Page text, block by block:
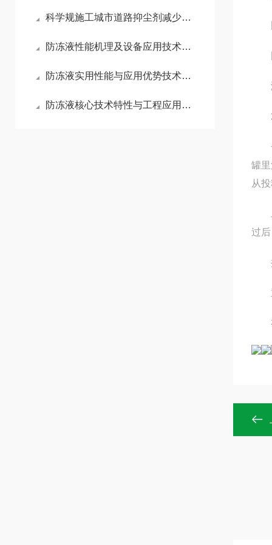
科学规施工城市道路抑尘剂减少反复保洁作业频次
防冻液性能机理及设备应用技术分析
防冻液实用性能与应用优势技术简述
防冻液核心技术特性与工程应用优势分析
溶
2.
一
罐
从
过
抑
重
有